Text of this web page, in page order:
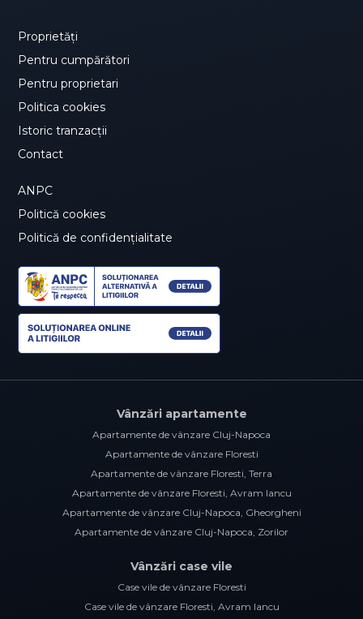
Proprietăți
Pentru cumpărători
Pentru proprietari
Politica cookies
Istoric tranzacții
Contact
ANPC
Politică cookies
Politică de confidențialitate
Vânzări apartamente
Apartamente de vânzare Cluj-Napoca
Apartamente de vânzare Floresti
Apartamente de vânzare Floresti, Terra
Apartamente de vânzare Floresti, Avram Iancu
Apartamente de vânzare Cluj-Napoca, Gheorgheni
Apartamente de vânzare Cluj-Napoca, Zorilor
Vânzări case vile
Case vile de vânzare Floresti
Case vile de vânzare Floresti, Avram Iancu